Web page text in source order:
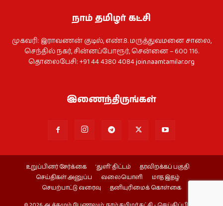
நாம் தமிழர் கட்சி
முகவரி: இராவணன் குடில், எண்.8. மருத்துவமனை சாலை,
செந்தில் நகர், சின்னப்போரூர், சென்னை – 600 116.
தொலைபேசி: +91 44 4380 4084join.naamtamilar.org
இணைந்திருங்கள்
உறுப்பினர் சேர்க்கை ‘துளி’ திட்டம்
தரவிறக்கப் பகுதி
செய்திகள் அனுப்ப
வலையொளி
மாத இதழ்
செயற்பாட்டு வரைவு
தனியுரிமைக் கொள்கை